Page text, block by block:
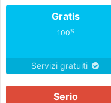
Gratis
100%
Servizi gratuiti
Serio